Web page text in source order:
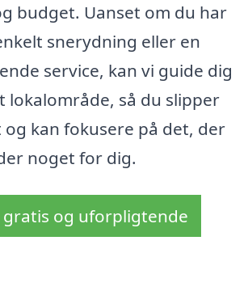
budget. Uanset om du har
snerydning eller en
service, kan vi guide dig
lokalområde, så du slipper
kan fokusere på det, der
noget for dig.
gratis og uforpligtende